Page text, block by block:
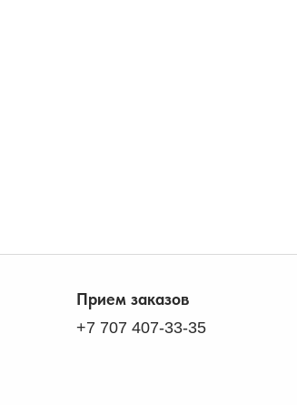
+7 707 407-33-35
Прием заказов